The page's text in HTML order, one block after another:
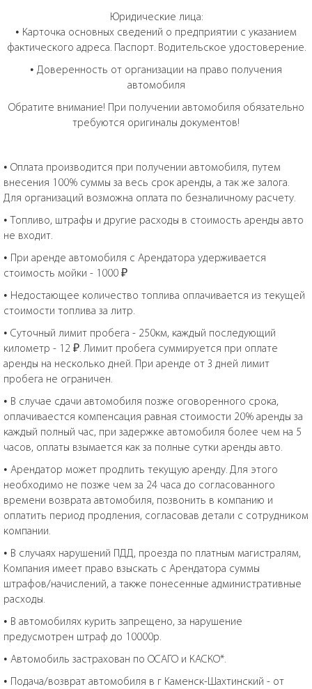
Юридические лица:
• Карточка основных сведений о предприятии с указанием
фактического адреса. Паспорт. Водительское удостоверение.
• Доверенность от организации на право получения
автомобиля
Обратите внимание! При получении автомобиля обязательно
требуются оригиналы документов!
• Оплата производится при получении автомобиля, путем
внесения 100% суммы за весь срок аренды, а так же залога.
Для организаций возможна оплата по безналичному расчету.
• Топливо, штрафы и другие расходы в стоимость аренды авто
не входит.
• При аренде автомобиля с Арендатора удерживается
стоимость мойки - 1000 ₽
• Недостающее количество топлива оплачивается из текущей
стоимости топлива за литр.
• Суточный лимит пробега - 250км, каждый последующий
километр - 12 ₽. Лимит пробега суммируется при оплате
аренды на несколько дней. При аренде от 3 дней лимит
пробега не ограничен.
• В случае сдачи автомобиля позже оговоренного срока,
оплачиваестся компенсация равная стоимости 20% аренды за
каждый полный час, при задержке автомобиля более чем на 5
часов, оплаты взымается как за полные сутки аренды авто.
• Арендатор может продлить текущую аренду. Для этого
необходимо не позже чем за 24 часа до согласованного
времени возврата автомобиля, позвонить в компанию и
оплатить период продления, согласовав детали с сотрудником
компании.
• В случаях нарушений ПДД, проезда по платным магистралям,
Компания имеет право взыскать с Арендатора суммы
штрафов/начислений, а также понесенные административные
расходы.
• В автомобилях курить запрещено, за нарушение
предусмотрен штраф до 10000р.
• Автомобиль застрахован по ОСАГО и КАСКО*.
• Подача/возврат автомобиля в г Каменск-Шахтинский - от